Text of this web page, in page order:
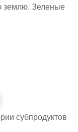
землю. Зеленые
субпродуктов